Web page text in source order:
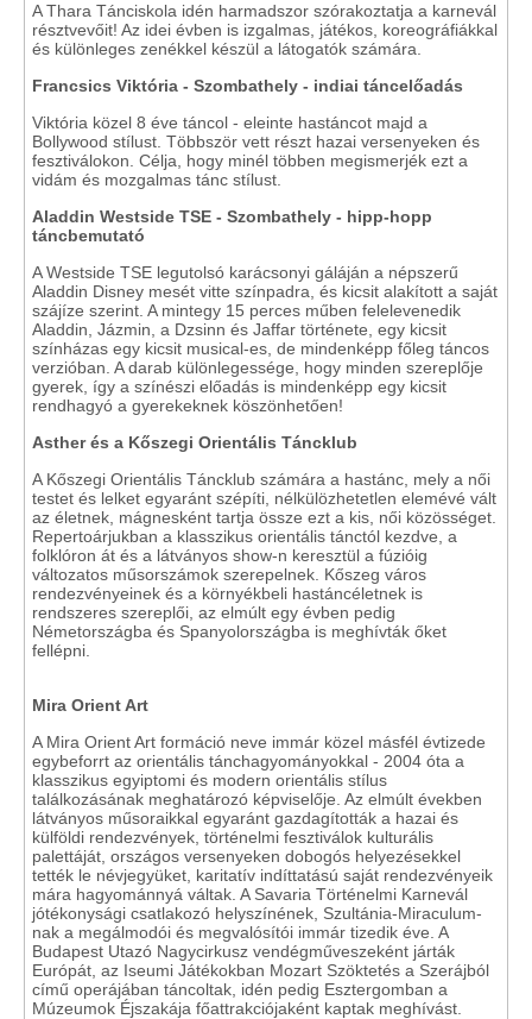
A Thara Tánciskola idén harmadszor szórakoztatja a karnevál
résztvevőit! Az idei évben is izgalmas, játékos, koreográfiákkal
és különleges zenékkel készül a látogatók számára.
Francsics Viktória - Szombathely - indiai táncelőadás
Viktória közel 8 éve táncol - eleinte hastáncot majd a
Bollywood stílust. Többször vett részt hazai versenyeken és
fesztiválokon. Célja, hogy minél többen megismerjék ezt a
vidám és mozgalmas tánc stílust.
Aladdin Westside TSE - Szombathely - hipp-hopp
táncbemutató
A Westside TSE legutolsó karácsonyi gáláján a népszerű
Aladdin Disney mesét vitte színpadra, és kicsit alakított a saját
szájíze szerint. A mintegy 15 perces műben felelevenedik
Aladdin, Jázmin, a Dzsinn és Jaffar története, egy kicsit
színházas egy kicsit musical-es, de mindenképp főleg táncos
verzióban. A darab különlegessége, hogy minden szereplője
gyerek, így a színészi előadás is mindenképp egy kicsit
rendhagyó a gyerekeknek köszönhetően!
Asther és a Kőszegi Orientális Táncklub
A Kőszegi Orientális Táncklub számára a hastánc, mely a női
testet és lelket egyaránt szépíti, nélkülözhetetlen elemévé vált
az életnek, mágnesként tartja össze ezt a kis, női közösséget.
Repertoárjukban a klasszikus orientális tánctól kezdve, a
folklóron át és a látványos show-n keresztül a fúzióig
változatos műsorszámok szerepelnek. Kőszeg város
rendezvényeinek és a környékbeli hastáncéletnek is
rendszeres szereplői, az elmúlt egy évben pedig
Németországba és Spanyolországba is meghívták őket
fellépni.
Mira Orient Art
A Mira Orient Art formáció neve immár közel másfél évtizede
egybeforrt az orientális tánchagyományokkal - 2004 óta a
klasszikus egyiptomi és modern orientális stílus
találkozásának meghatározó képviselője. Az elmúlt években
látványos műsoraikkal egyaránt gazdagították a hazai és
külföldi rendezvények, történelmi fesztiválok kulturális
palettáját, országos versenyeken dobogós helyezésekkel
tették le névjegyüket, karitatív indíttatású saját rendezvényeik
mára hagyománnyá váltak. A Savaria Történelmi Karnevál
jótékonysági csatlakozó helyszínének, Szultánia-Miraculum-
nak a megálmodói és megvalósítói immár tizedik éve. A
Budapest Utazó Nagycirkusz vendégműveszeként járták
Európát, az Iseumi Játékokban Mozart Szöktetés a Szerájból
című operájában táncoltak, idén pedig Esztergomban a
Múzeumok Éjszakája főattrakciójaként kaptak meghívást.